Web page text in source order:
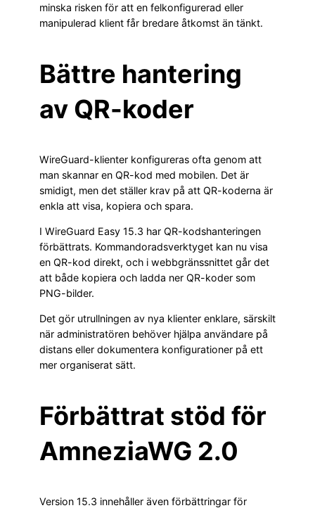
minska risken för att en felkonfigurerad eller
manipulerad klient får bredare åtkomst än tänkt.
Bättre hantering
av QR-koder
WireGuard-klienter konfigureras ofta genom att
man skannar en QR-kod med mobilen. Det är
smidigt, men det ställer krav på att QR-koderna är
enkla att visa, kopiera och spara.
I WireGuard Easy 15.3 har QR-kodshanteringen
förbättrats. Kommandoradsverktyget kan nu visa
en QR-kod direkt, och i webbgränssnittet går det
att både kopiera och ladda ner QR-koder som
PNG-bilder.
Det gör utrullningen av nya klienter enklare, särskilt
när administratören behöver hjälpa användare på
distans eller dokumentera konfigurationer på ett
mer organiserat sätt.
Förbättrat stöd för
AmneziaWG 2.0
Version 15.3 innehåller även förbättringar för